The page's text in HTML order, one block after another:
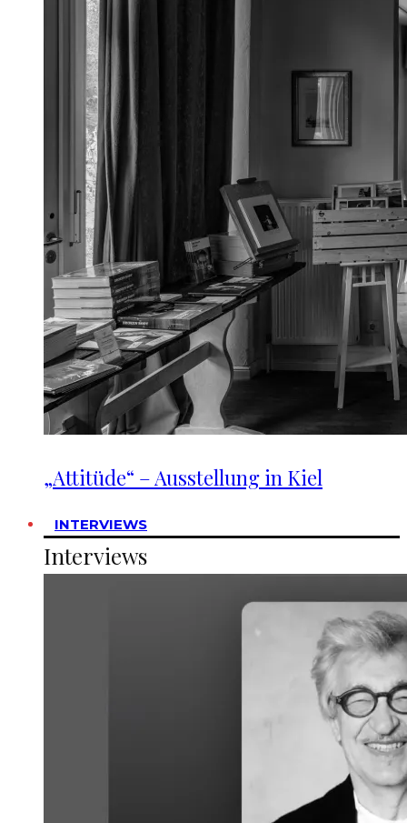
„Attitüde“ – Ausstellung in Kiel
INTERVIEWS
Interviews